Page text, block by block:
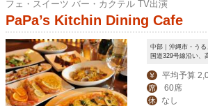
フェ・スイーツ バー・カクテル TV出演
PaPa’s Kitchin Dining Cafe
中部｜沖縄市・うる
国道329号線沿い、
￥ 平均予算
席 60席
休 なし